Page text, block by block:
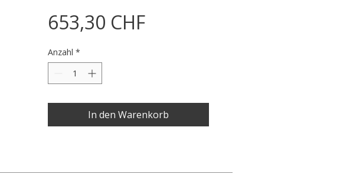
653,30 CHFPreis
Anzahl *
In den Warenkorb